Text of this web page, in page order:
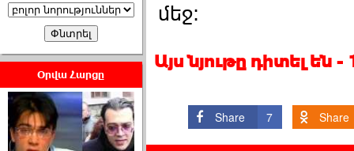
Ամենաշատը էսօրվանից
էի վախենում.Նիկոլայ
Եղիազարյան ›››
Օրվա Հարցը
մեջ։
Այս նյութը դիտել են
Share 7 Share